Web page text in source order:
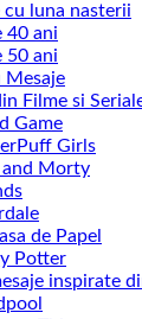
luna nasterii
40 ani
50 ani
Mesaje
Filme si
Game
Girls
and Morty
de Papel
Potter
inspirate